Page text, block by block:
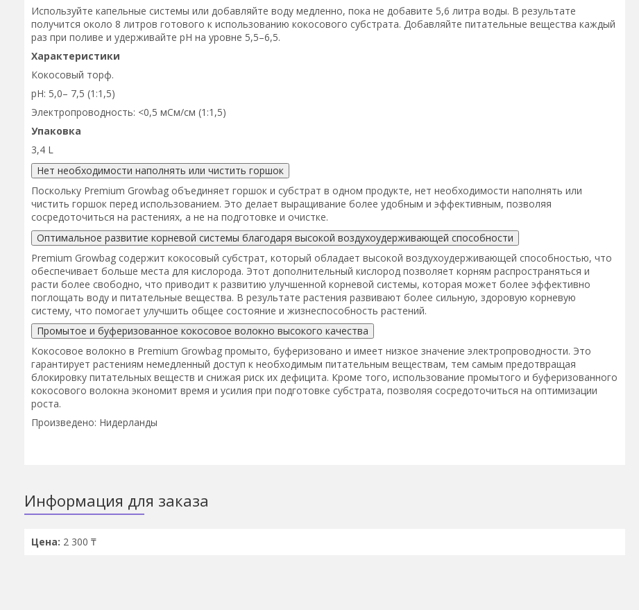
Используйте капельные системы или добавляйте воду медленно, пока не добавите 5,6 литра воды. В результате
получится около 8 литров готового к использованию кокосового субстрата. Добавляйте питательные вещества каждый
раз при поливе и удерживайте pH на уровне 5,5–6,5.
Характеристики
Кокосовый торф.
pH: 5,0– 7,5 (1:1,5)
Электропроводность: <0,5 мСм/см (1:1,5)
Упаковка
3,4 L
Нет необходимости наполнять или чистить горшок
Поскольку Premium Growbag объединяет горшок и субстрат в одном продукте, нет необходимости наполнять или
чистить горшок перед использованием. Это делает выращивание более удобным и эффективным, позволяя
сосредоточиться на растениях, а не на подготовке и очистке.
Оптимальное развитие корневой системы благодаря высокой воздухоудерживающей способности
Premium Growbag содержит кокосовый субстрат, который обладает высокой воздухоудерживающей способностью, что
обеспечивает больше места для кислорода. Этот дополнительный кислород позволяет корням распространяться и
расти более свободно, что приводит к развитию улучшенной корневой системы, которая может более эффективно
поглощать воду и питательные вещества. В результате растения развивают более сильную, здоровую корневую
систему, что помогает улучшить общее состояние и жизнеспособность растений.
Промытое и буферизованное кокосовое волокно высокого качества
Кокосовое волокно в Premium Growbag промыто, буферизовано и имеет низкое значение электропроводности. Это
гарантирует растениям немедленный доступ к необходимым питательным веществам, тем самым предотвращая
блокировку питательных веществ и снижая риск их дефицита. Кроме того, использование промытого и буферизованного
кокосового волокна экономит время и усилия при подготовке субстрата, позволяя сосредоточиться на оптимизации
роста.
Произведено: Нидерланды
Информация для заказа
Цена: 2 300 ₸